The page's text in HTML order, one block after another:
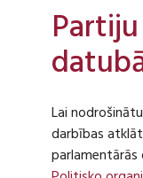
Lai
darbības
parlamentārās